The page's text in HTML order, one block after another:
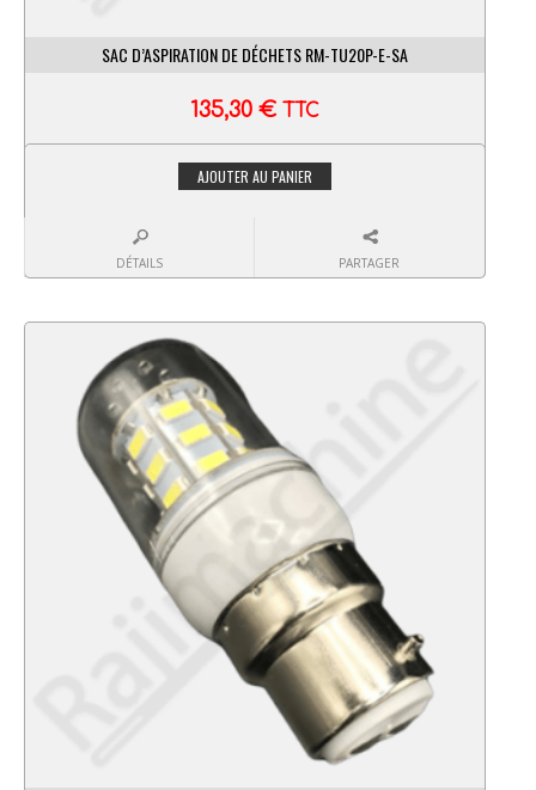
SAC D’ASPIRATION DE DÉCHETS RM-TU20P-E-SA
135,30 € TTC
AJOUTER AU PANIER
DÉTAILS PARTAGER